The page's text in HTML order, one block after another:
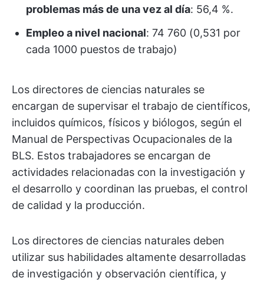
problemas más de una vez al día: 56,4 %.
Empleo a nivel nacional: 74 760 (0,531 por
cada 1000 puestos de trabajo)
Los directores de ciencias naturales se
encargan de supervisar el trabajo de científicos,
incluidos químicos, físicos y biólogos, según el
Manual de Perspectivas Ocupacionales de la
BLS. Estos trabajadores se encargan de
actividades relacionadas con la investigación y
el desarrollo y coordinan las pruebas, el control
de calidad y la producción.
Los directores de ciencias naturales deben
utilizar sus habilidades altamente desarrolladas
de investigación y observación científica, y